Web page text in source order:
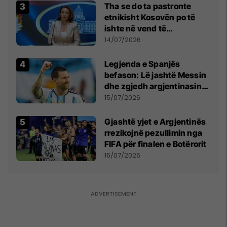
Tha se do ta pastronte
etnikisht Kosovën po të
ishte në vend të
Millosheviqit, Lëvizja e
kërkon shkarkimin e
menjëhershëm të
Snezhana Paunoviq
14/07/2026
Legjenda e Spanjës
befason: Lë jashtë Messin
dhe zgjedh argjentinasin
më të mirë në botë
15/07/2026
Gjashtë yjet e Argjentinës
rrezikojnë pezullimin nga
FIFA për finalen e Botërorit
16/07/2026